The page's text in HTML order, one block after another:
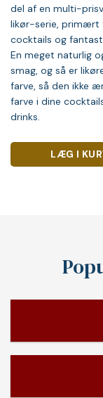
del af en multi-
likør-serie, primært
cocktails og
En meget naturlig
smag, og så er
farve, så den ikke
farve i dine
drinks.
LÆG I